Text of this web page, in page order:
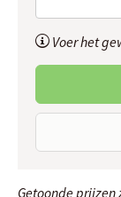
Voer het
Getoonde